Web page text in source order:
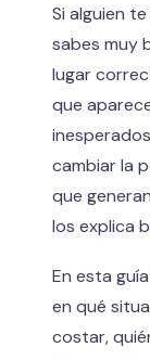
Si alguien
sabes muy
lugar
que
cambiar la
que
los explica
En esta
en qué
costar,